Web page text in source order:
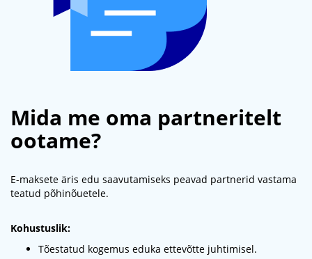
Mida me oma partneritelt
ootame?
E-maksete äris edu saavutamiseks peavad partnerid vastama
teatud põhinõuetele.
Kohustuslik:
Tõestatud kogemus eduka ettevõtte juhtimisel.